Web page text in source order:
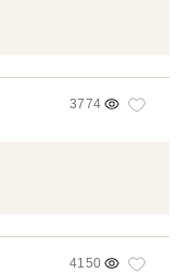
3774
4150